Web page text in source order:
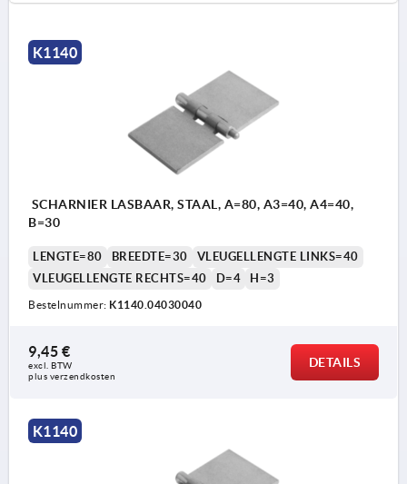
K1140
SCHARNIER LASBAAR, STAAL, A=80, A3=40, A4=40,
B=30
LENGTE=80 BREEDTE=30
VLEUGELLENGTE LINKS=40
VLEUGELLENGTE RECHTS=40
D=4 H=3
Bestelnummer: K1140.04030040
9,45 €
excl. BTW
plus verzendkosten
DETAILS
K1140